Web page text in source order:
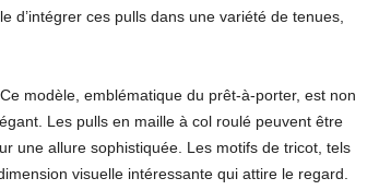
d’intégrer ces pulls dans une variété de tenues,
modèle, emblématique du prêt-à-porter, est non
Les pulls en maille à col roulé peuvent être
une allure sophistiquée. Les motifs de tricot, tels
visuelle intéressante qui attire le regard.